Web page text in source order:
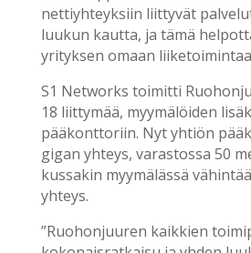
nettiyhteyksiin liittyvät
luukun kautta, ja tämä
yrityksen omaan
S1 Networks toimitti
18 liittymää, myymälöiden
pääkonttoriin. Nyt yhtiön
gigan yhteys, varastossa 50
kussakin myymälässä
yhteys.
”Ruohonjuuren kaikkien